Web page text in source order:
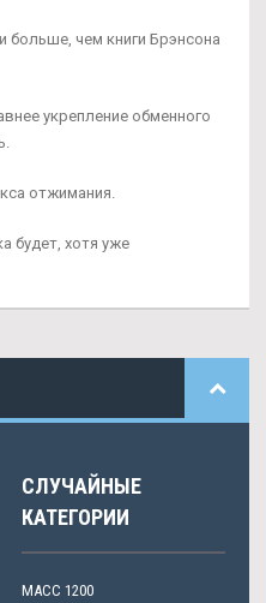
больше, чем книги Брэнсона
укрепление обменного
отжимания.
будет, хотя уже
СЛУЧАЙНЫЕ
КАТЕГОРИИ
МАСС 1200